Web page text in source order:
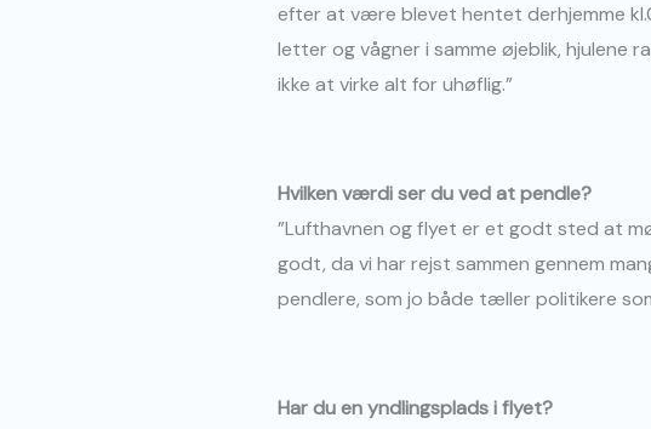
efter at være blevet hentet derhjemme
letter og vågner i samme øjeblik, hjulene
ikke at virke alt for uhøflig.”
Hvilken værdi ser du ved at pendle?
”Lufthavnen og flyet er et godt sted at
godt, da vi har rejst sammen gennem
pendlere, som jo både tæller politikere
Har du en yndlingsplads i flyet?